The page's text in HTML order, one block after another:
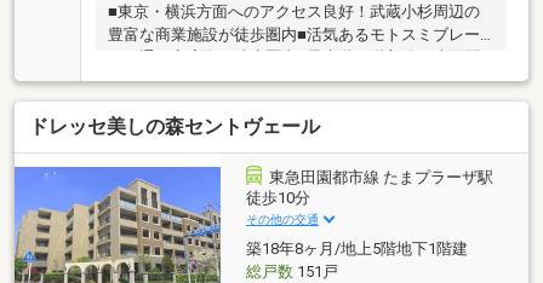
■東京・横浜方面へのアクセス良好！武蔵小杉周辺の
豊富な商業施設が徒歩圏内■活気あるモトスミブレー
口8.5メートル、陽当たり・眺望の良いワイドスパン住
戸■専有面積77平米超、天井高は約2.55メートルを確
保、主寝室にはウォークインクローゼットもあり、ゆ
とりのある空間■浴室は大型の1.6×2.0メートルサイ
ズ、換気に便利な浴室窓付き■窓が大きく、お部屋内
に柱・梁型が出ない逆梁アウトフレーム工法を採用■
奥行２メートル・約17平米のワイドバルコニーはアウ
トドアリビングとしてもおススメ■ペット可（細則あ
り）■敷地内駐車場100％（無償）
ドレッセ美しの森セントヴェール
東急田園都市線 たまプラーザ駅
徒歩10分
その他の交通
築18年8ヶ月/地上5階地下1階建
総戸数151戸